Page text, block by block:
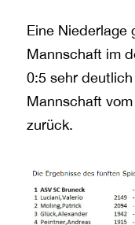
Eine Niederlage
Mannschaft im
0:5 sehr
Mannschaft
zurück.